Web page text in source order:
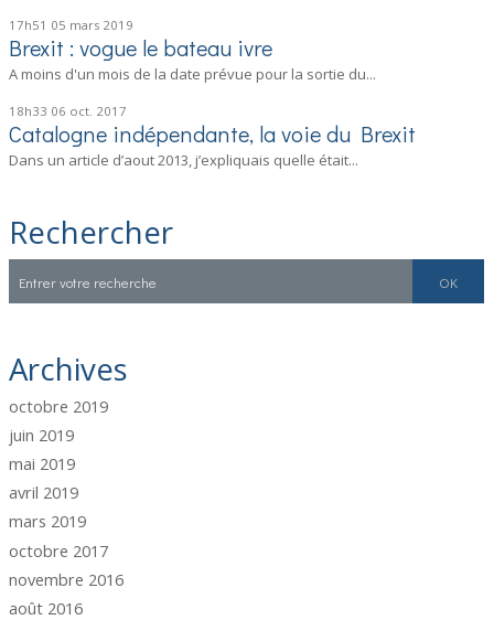
17h51 05 mars 2019
Brexit : vogue le bateau ivre
A moins d'un mois de la date prévue pour la sortie du...
18h33 06 oct. 2017
Catalogne indépendante, la voie du Brexit
Dans un article d’aout 2013, j’expliquais quelle était...
Rechercher
Archives
octobre 2019
juin 2019
mai 2019
avril 2019
mars 2019
octobre 2017
novembre 2016
août 2016